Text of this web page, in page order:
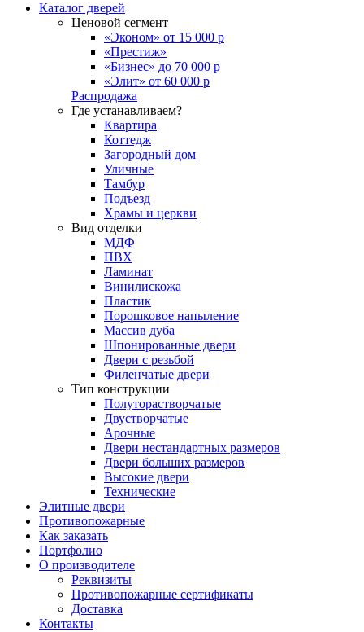
Каталог дверей
Ценовой сегмент
«Эконом» от 15 000 р
«Престиж»
«Бизнес» до 70 000 р
«Элит» от 60 000 р
Распродажа
Где устанавливаем?
Квартира
Коттедж
Загородный дом
Уличные
Тамбур
Подъезд
Храмы и церкви
Вид отделки
МДФ
ПВХ
Ламинат
Винилискожа
Пластик
Порошковое напыление
Массив дуба
Шпонированные двери
Двери с резьбой
Филенчатые двери
Тип конструкции
Полуторастворчатые
Двустворчатые
Арочные
Двери нестандартных размеров
Двери больших размеров
Высокие двери
Технические
Элитные двери
Противопожарные
Как заказать
Портфолио
О производителе
Реквизиты
Противопожарные сертификаты
Доставка
Контакты